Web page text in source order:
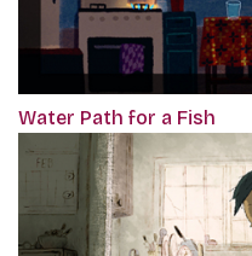
Water Path for a Fish